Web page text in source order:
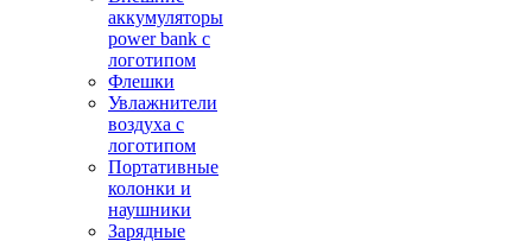
аккумуляторы
power bank с
логотипом
Флешки
Увлажнители
воздуха с
логотипом
Портативные
колонки и
наушники
Зарядные